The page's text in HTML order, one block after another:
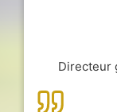
Directeur